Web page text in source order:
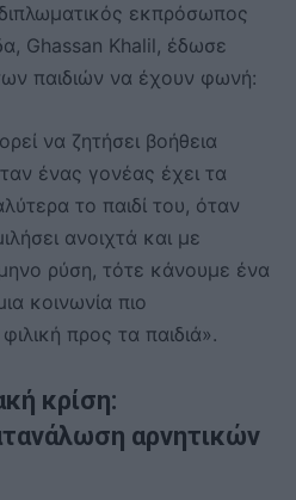
εκπρόσωπος
Ghassan Khalil, έδωσε
παιδιών να έχουν φωνή:
να ζητήσει βοήθεια
ένας γονέας έχει τα
το παιδί του, όταν
ανοιχτά και με
ρύση, τότε κάνουμε ένα
κοινωνία πιο
προς τα παιδιά».
κρίση:
αρνητικών